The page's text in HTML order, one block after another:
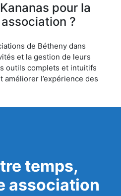
pour la
?
de Bétheny dans
et la gestion de leurs
outils complets et intuitifs
l’expérience des
temps,
association